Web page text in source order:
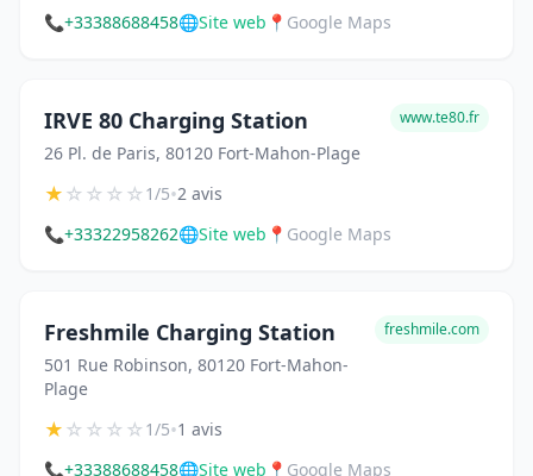
📞+33388688458🌐Site web 📍 Google Maps
IRVE 80 Charging Station
26 Pl. de Paris, 80120 Fort-Mahon-Plage
www.te80.fr
★☆☆☆☆1/5•2 avis
📞+33322958262🌐Site web 📍 Google Maps
Freshmile Charging Station
501 Rue Robinson, 80120 Fort-Mahon-
Plage
freshmile.com
★☆☆☆☆1/5•1 avis
📞+33388688458🌐Site web 📍 Google Maps